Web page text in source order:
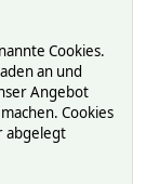
Cookies.
an und
Angebot
Cookies
abgelegt